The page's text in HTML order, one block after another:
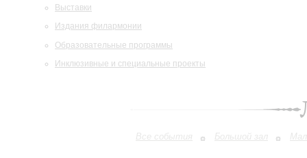
Выставки
Издания филармонии
Образовательные программы
Инклюзивные и специальные проекты
Все события Большой зал